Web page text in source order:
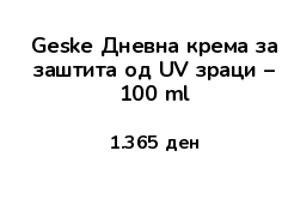
Geske Дневна крема за
заштита од UV зраци –
100 ml
1.365 ден